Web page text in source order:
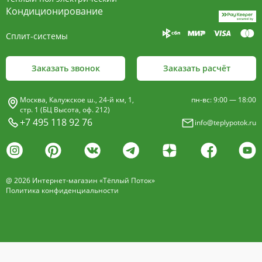
+7 495 118 92 76
Кондиционирование
Сплит-системы
Заказать звонок Заказать расчёт
Москва, Калужское ш., 24-й км, 1,
стр. 1 (БЦ Высота, оф. 212)
+7 495 118 92 76
пн-вс: 9:00 — 18:00
info@teplypotok.ru
@ 2026 Интернет-магазин «Тёплый Поток»
Политика конфиденциальности